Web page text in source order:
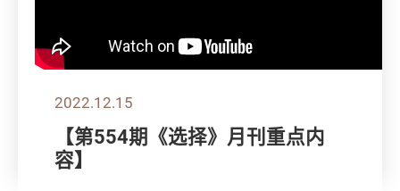
2022.12.15
【第554期《选择》月刊重点内
容】